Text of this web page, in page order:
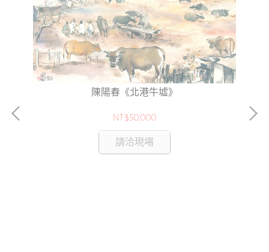
陳陽春《北港牛墟》
NT$50,000
請洽現場